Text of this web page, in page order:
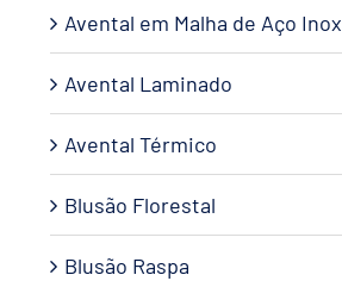
Avental em Malha de Aço Inox
Avental Laminado
Avental Térmico
Blusão Florestal
Blusão Raspa